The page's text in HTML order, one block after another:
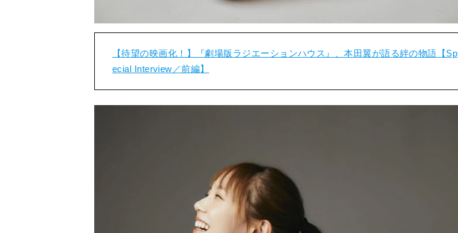
【待望の映画化！】『劇場版ラジエーションハウス』、本田翼が語る絆の物語【Sp
ecial Interview／前編】